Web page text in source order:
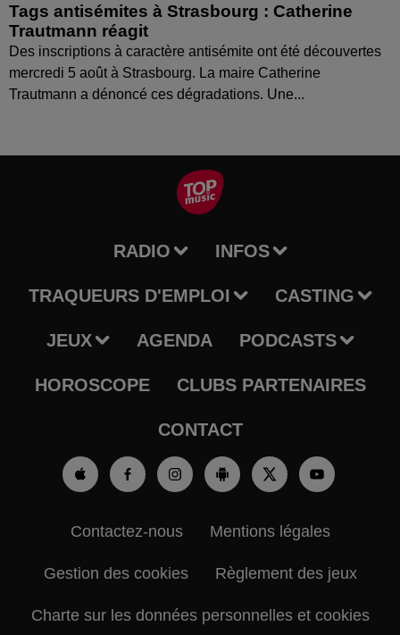
Tags antisémites à Strasbourg : Catherine
Trautmann réagit
Des inscriptions à caractère antisémite ont été découvertes
mercredi 5 août à Strasbourg. La maire Catherine
Trautmann a dénoncé ces dégradations. Une...
RADIO INFOS
TRAQUEURS D'EMPLOI CASTING
JEUX AGENDA PODCASTS
HOROSCOPE CLUBS PARTENAIRES
CONTACT
Contactez-nous Mentions légales
Gestion des cookies Règlement des jeux
Charte sur les données personnelles et cookies